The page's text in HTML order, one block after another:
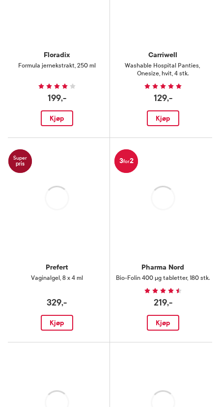
Floradix
Formula jernekstrakt, 250 ml
199,-
Kjøp
Carriwell
Washable Hospital Panties,
Onesize, hvit, 4 stk.
129,-
Kjøp
Super
pris
Prefert
Vaginalgel , 8 x 4 ml
329,-
Kjøp
3for2
Pharma Nord
Bio-Folin 400 µg tabletter, 180 stk.
219,-
Kjøp